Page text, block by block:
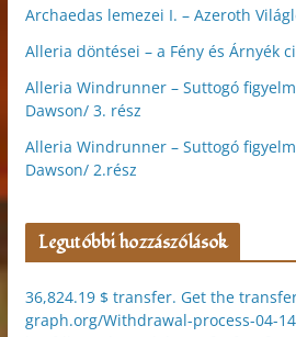
Archaedas lemezei I. – Azeroth
Alleria döntései – a Fény és Árnyék
Alleria Windrunner – Suttogó
Dawson/ 3. rész
Alleria Windrunner – Suttogó
Dawson/ 2.rész
Legutóbbi hozzászólások
36,824.19 $ transfer. Get the
graph.org/Withdrawal-process-04-